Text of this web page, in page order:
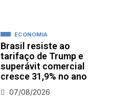
ECONOMIA
Brasil resiste ao
tarifaço de Trump e
superávit comercial
cresce 31,9% no ano
07/08/2026